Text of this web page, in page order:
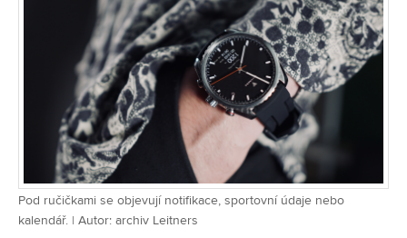
Pod ručičkami se objevují notifikace, sportovní údaje nebo
kalendář. | Autor: archiv Leitners